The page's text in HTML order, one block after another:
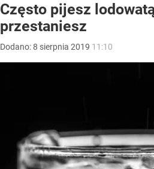
Często pijesz
przestaniesz
Dodano:8 sierpnia 2019 11:10